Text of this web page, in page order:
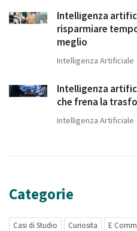
Intelligenza
risparmiare
meglio
Intelligenza Artificiale
Intelligenza
che frena la
Intelligenza Artificiale
Categorie
Casi di Studio Curiosita E